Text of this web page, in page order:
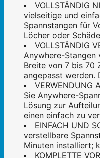
VOLLSTÄNDIG
vielseitige und
Spannstangen für
Löcher oder
VOLLSTÄNDIG
Anywhere-Stangen
Breite von 7 bis 70
angepasst werden.
VERWENDUNG
Sie Anywhere-
Lösung zur
einen einfach zu
EINFACH UND
verstellbare
Minuten installiert;
KOMPLETTE